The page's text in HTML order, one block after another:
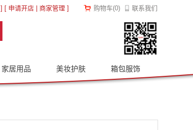
] [ 申请开店 商家管理 ] 购物车(0) 联系我们
家居用品 美妆护肤 箱包服饰